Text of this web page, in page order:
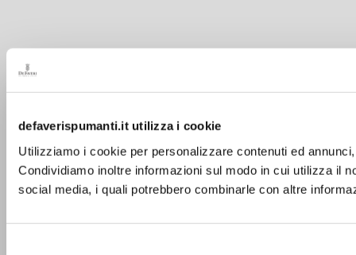
defaverispumanti.it utilizza i cookie
Utilizziamo i cookie per personalizzare contenuti ed
Condividiamo inoltre informazioni sul modo in cui utilizza il
social media, i quali potrebbero combinarle con altre